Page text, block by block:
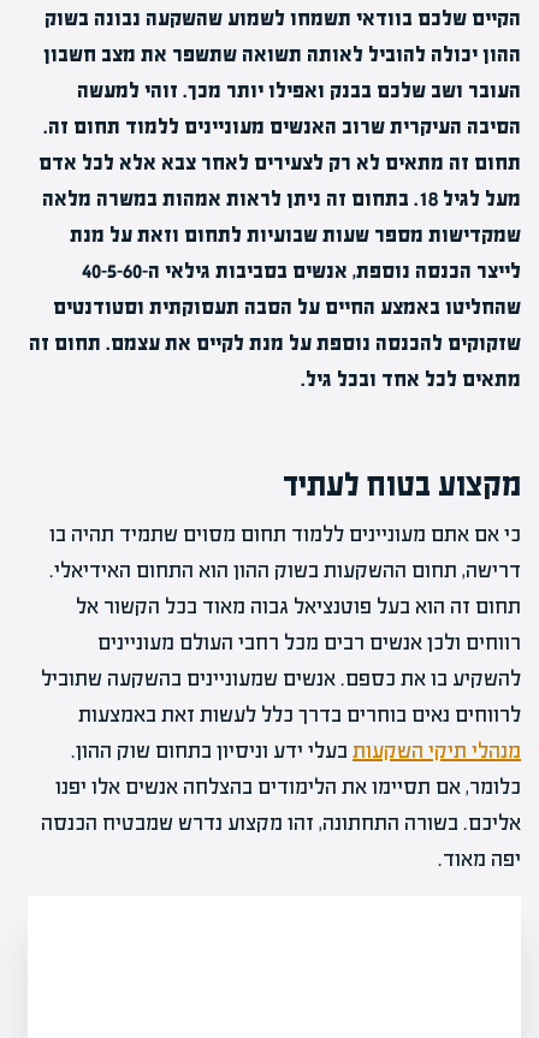
הקיים שלכם בוודאי תשמחו לשמוע שהשקעה נבונה בשוק
ההון יכולה להוביל לאותה תשואה שתשפר את מצב חשבון
העובר ושב שלכם בבנק ואפילו יותר מכך. זוהי למעשה
הסיבה העיקרית שרוב האנשים מעוניינים ללמוד תחום זה.
תחום זה מתאים לא רק לצעירים לאחר צבא אלא לכל אדם
מעל לגיל 18. בתחום זה ניתן לראות אמהות במשרה מלאה
שמקדישות מספר שעות שבועיות לתחום וזאת על מנת
לייצר הכנסה נוספת, אנשים בסביבות גילאי ה-40-5-60
שהחליטו באמצע החיים על הסבה תעסוקתית וסטודנטים
שזקוקים להכנסה נוספת על מנת לקיים את עצמם. תחום זה
מתאים לכל אחד ובכל גיל.
מקצוע בטוח לעתיד
כי אם אתם מעוניינים ללמוד תחום מסוים שתמיד תהיה בו
דרישה, תחום ההשקעות בשוק ההון הוא התחום האידיאלי.
תחום זה הוא בעל פוטנציאל גבוה מאוד בכל הקשור אל
רווחים ולכן אנשים רבים מכל רחבי העולם מעוניינים
להשקיע בו את כספם. אנשים שמעוניינים בהשקעה שתוביל
לרווחים נאים בוחרים בדרך כלל לעשות זאת באמצעות
מנהלי תיקי השקעות בעלי ידע וניסיון בתחום שוק ההון.
כלומר, אם תסיימו את הלימודים בהצלחה אנשים אלו יפנו
אליכם. בשורה התחתונה, זהו מקצוע נדרש שמבטיח הכנסה
יפה מאוד.